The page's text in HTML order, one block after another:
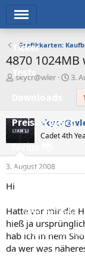
Ticker
Tests
Preisvergleich
Forum
Aktuelles
Neue Beiträge
Neueste
Leserartikel
Grafikkarten:
4870
E
e
l
l
e
r
skycr@wler
E
e
l
l
m
3.
Cadet 4th
3. August 2008
Hi
Hatte vor mir die
hieß ja
hab ich in nem
da wer was